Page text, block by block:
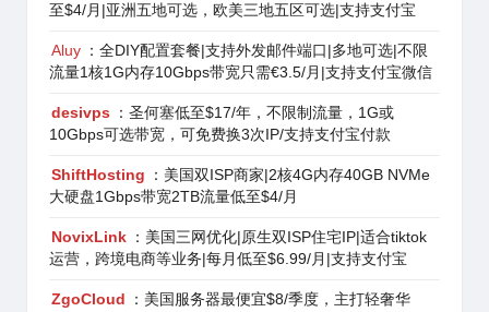
至$4/月|亚洲五地可选，欧美三地五区可选|支持支付宝
Aluy ：全DIY配置套餐|支持外发邮件端口|多地可选|不限
流量1核1G内存10Gbps带宽只需€3.5/月|支持支付宝微信
desivps
：圣何塞低至$17/年，不限制流量，1G或
10Gbps可选带宽，可免费换3次IP/支持支付宝付款
ShiftHosting
：美国双ISP商家|2核4G内存40GB NVMe
大硬盘1Gbps带宽2TB流量低至$4/月
NovixLink ：美国三网优化|原生双ISP住宅IP|适合tiktok
运营，跨境电商等业务|每月低至$6.99/月|支持支付宝
ZgoCloud
：美国服务器最便宜$8/季度，主打轻奢华